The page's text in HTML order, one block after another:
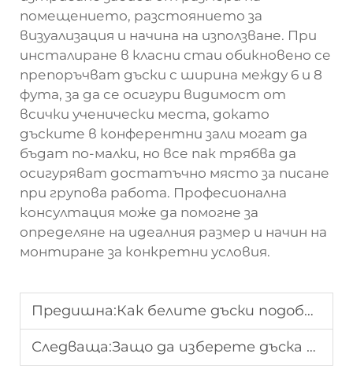
помещението, разстоянието за
визуализация и начина на използване. При
инсталиране в класни стаи обикновено се
препоръчват дъски с ширина между 6 и 8
фута, за да се осигури видимост от
всички ученически места, докато
дъските в конферентни зали могат да
бъдат по-малки, но все пак трябва да
осигуряват достатъчно място за писане
при групова работа. Професионална
консултация може да помогне за
определяне на идеалния размер и начин на
монтиране за конкретни условия.
Предишна:Как белите дъски подобряват комуникацията и ефективността
Следваща:Защо да изберете дъска за писане с маркер за лесно писане и изтриване?